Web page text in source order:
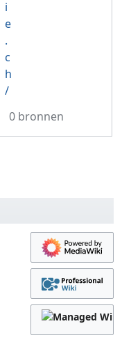
i
e
.
c
h
/
0 bronnen